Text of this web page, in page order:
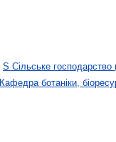
S Сільське господарство
Кафедра ботаніки,